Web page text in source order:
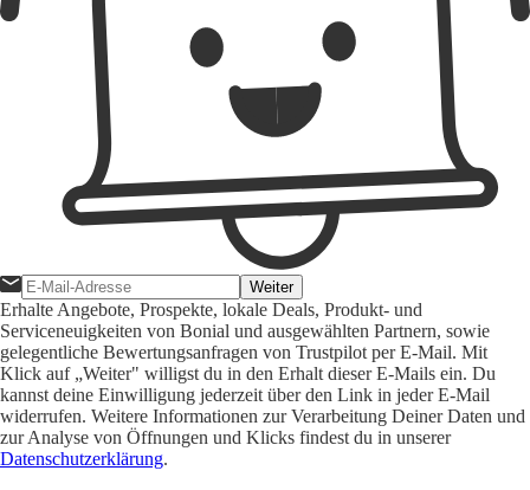
Weiter
Erhalte Angebote, Prospekte, lokale Deals, Produkt- und
Serviceneuigkeiten von Bonial und ausgewählten Partnern, sowie
gelegentliche Bewertungsanfragen von Trustpilot per E-Mail. Mit
Klick auf „Weiter" willigst du in den Erhalt dieser E-Mails ein. Du
kannst deine Einwilligung jederzeit über den Link in jeder E-Mail
widerrufen. Weitere Informationen zur Verarbeitung Deiner Daten und
zur Analyse von Öffnungen und Klicks findest du in unserer
Datenschutzerklärung.